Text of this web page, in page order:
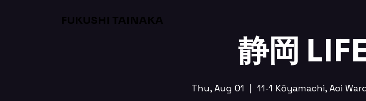
FUKUSHI TAINAKA
静岡
Thu, Aug 01 11-1 Kōyamachi, Aoi